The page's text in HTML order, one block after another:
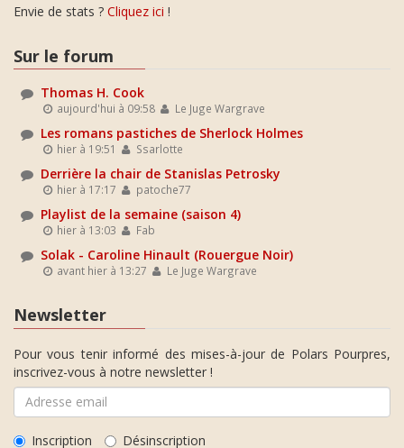
Envie de stats ? Cliquez ici !
Sur le forum
Thomas H. Cook
aujourd'hui à 09:58 Le Juge Wargrave
Les romans pastiches de Sherlock Holmes
hier à 19:51 Ssarlotte
Derrière la chair de Stanislas Petrosky
hier à 17:17 patoche77
Playlist de la semaine (saison 4)
hier à 13:03 Fab
Solak - Caroline Hinault (Rouergue Noir)
avant hier à 13:27 Le Juge Wargrave
Newsletter
Pour vous tenir informé des mises-à-jour de Polars Pourpres,
inscrivez-vous à notre newsletter !
Inscription Désinscription